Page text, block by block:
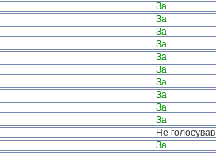
За
За
За
За
За
За
За
За
За
За
Не голосував
За